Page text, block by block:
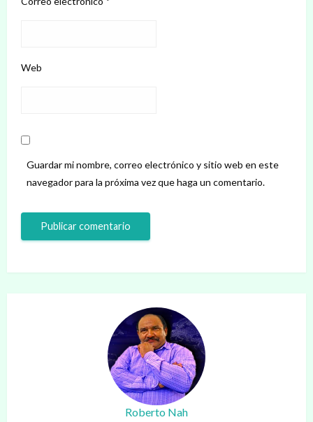
Web
Guardar mi nombre, correo electrónico y sitio web en este
navegador para la próxima vez que haga un comentario.
Roberto Nah